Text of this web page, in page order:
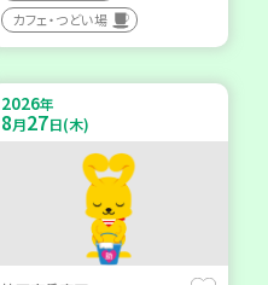
カフェ・つどい場
2026年
8月27日(木)